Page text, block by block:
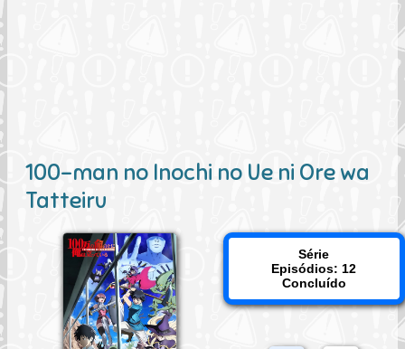
100-man no Inochi no Ue ni Ore wa
Tatteiru
Série
Episódios: 12
Concluído